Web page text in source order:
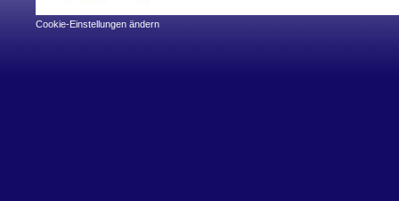
Cookie-Einstellungen ändern